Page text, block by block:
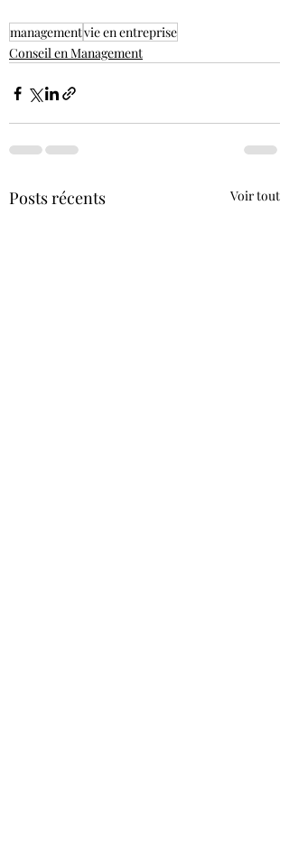
managementvie en entreprise
Conseil en Management
Posts récents Voir tout